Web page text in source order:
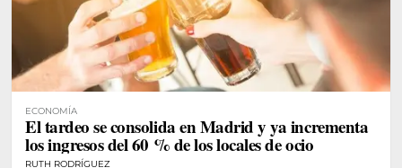
ECONOMÍA
El tardeo se consolida en Madrid y ya incrementa
los ingresos del 60 % de los locales de ocio
RUTH RODRÍGUEZ